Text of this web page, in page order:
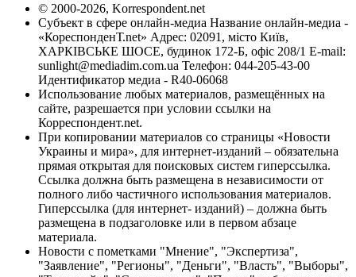
© 2000-2026, Korrespondent.net
Субъект в сфере онлайн-медиа Название онлайн-медиа -
«КореспонденТ.net» Адрес: 02091, місто Київ,
ХАРКІВСЬКЕ ШОСЕ, будинок 172-Б, офіс 208/1 E-mail:
sunlight@mediadim.com.ua Телефон: 044-205-43-00
Идентификатор медиа - R40-06068
Использование любых материалов, размещённых на
сайте, разрешается при условии ссылки на
Корреспондент.net.
При копировании материалов со страницы «Новости
Украины и мира», для интернет-изданий – обязательна
прямая открытая для поисковых систем гиперссылка.
Ссылка должна быть размещена в независимости от
полного либо частичного использования материалов.
Гиперссылка (для интернет- изданий) – должна быть
размещена в подзаголовке или в первом абзаце
материала.
Новости с пометками "Мнение", "Экспертиза",
"Заявление", "Регионы", "Деньги", "Власть", "Выборы",